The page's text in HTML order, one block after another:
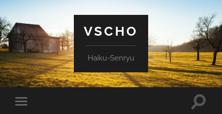
VSCHO
Haiku-Senryu
Mobile-